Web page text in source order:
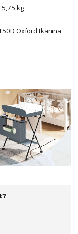
5,75 kg
Oxford tkanina